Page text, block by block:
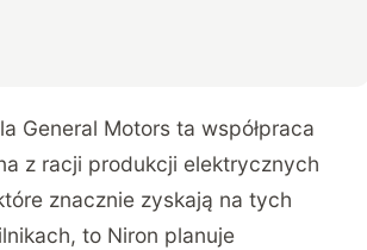
General Motors ta współpraca
z racji produkcji elektrycznych
znacznie zyskają na tych
to Niron planuje